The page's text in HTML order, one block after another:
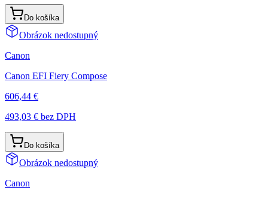
Do košíka
Obrázok nedostupný
Canon
Canon EFI Fiery Compose
606,44 €
493,03 € bez DPH
Do košíka
Obrázok nedostupný
Canon